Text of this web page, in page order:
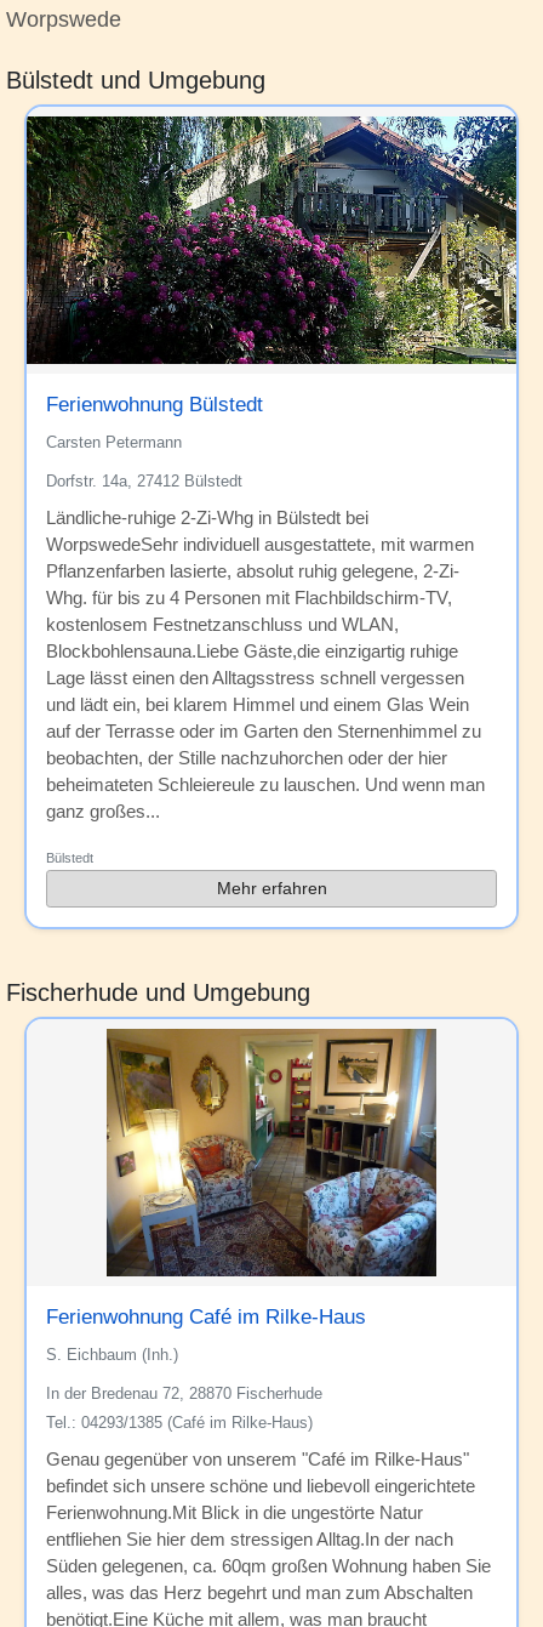
Worpswede
Bülstedt und Umgebung
Ferienwohnung Bülstedt
Carsten Petermann
Dorfstr. 14a, 27412 Bülstedt
Ländliche-ruhige 2-Zi-Whg in Bülstedt bei
WorpswedeSehr individuell ausgestattete, mit warmen
Pflanzenfarben lasierte, absolut ruhig gelegene, 2-Zi-
Whg. für bis zu 4 Personen mit Flachbildschirm-TV,
kostenlosem Festnetzanschluss und WLAN,
Blockbohlensauna.Liebe Gäste,die einzigartig ruhige
Lage lässt einen den Alltagsstress schnell vergessen
und lädt ein, bei klarem Himmel und einem Glas Wein
auf der Terrasse oder im Garten den Sternenhimmel zu
beobachten, der Stille nachzuhorchen oder der hier
beheimateten Schleiereule zu lauschen. Und wenn man
ganz großes...
Bülstedt
Mehr erfahren
Fischerhude und Umgebung
Ferienwohnung Café im Rilke-Haus
S. Eichbaum (Inh.)
In der Bredenau 72, 28870 Fischerhude
Tel.: 04293/1385 (Café im Rilke-Haus)
Genau gegenüber von unserem "Café im Rilke-Haus"
befindet sich unsere schöne und liebevoll eingerichtete
Ferienwohnung.Mit Blick in die ungestörte Natur
entfliehen Sie hier dem stressigen Alltag.In der nach
Süden gelegenen, ca. 60qm großen Wohnung haben Sie
alles, was das Herz begehrt und man zum Abschalten
benötigt.Eine Küche mit allem, was man braucht